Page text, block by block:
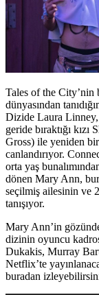
Tales of the City’nin
dünyasından
Dizide Laura
geride bıraktığı
Gross) ile yeniden
canlandırıyor.
orta yaş
dönen Mary Ann,
seçilmiş ailesinin ve
tanışıyor.
Mary Ann’in
dizinin oyuncu
Dukakis, Murray
Netflix’te
buradan